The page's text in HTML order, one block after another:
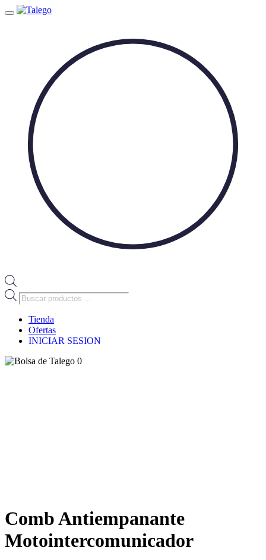
Búsqueda
de
productos
Tienda
Ofertas
INICIAR SESION
0
Comb Antiempanante
Motointercomunicador